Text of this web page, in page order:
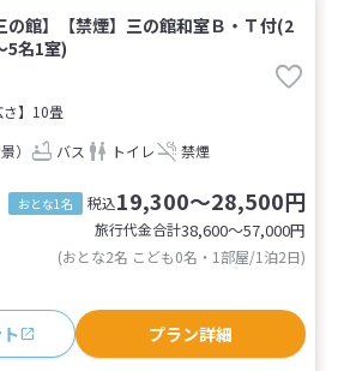
の館】【禁煙】三の館和室Ｂ・Ｔ付(2
5名1室)
さ】10畳
） バス トイレ 禁煙
おとな1名 税込19,300～28,500円
旅行代金合計38,600〜57,000円
(おとな2名 こども0名・1部屋/1泊2日)
プラン詳細